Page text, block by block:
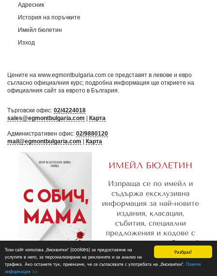
Разбрах!
Този сайт използва „бисквитки“ (cookies) за предоставяне на
услугите в него, за персонализиране на рекламите и за анализ на
трафика. Ако останете тук, приемаме, че се съгласявате с употребата на „бисквитки“. Повече
информация >>
Адресник
История на поръчките
Имейл бюлетин
Изход
Цените на www.egmontbulgaria.com се представят в левове и евро
съгласно официалния курс; подробна информация ще откриете на
официалния сайт за еврото в България
Търговски офис: 02/4224018
sales@egmontbulgaria.com | Карта
Административен офис: 02/9880120
mail@egmontbulgaria.com | Карта